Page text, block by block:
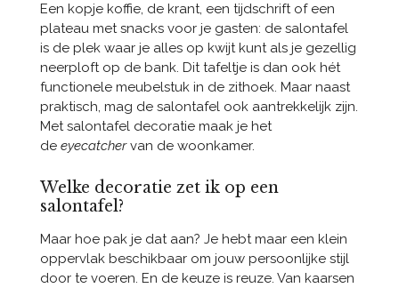
Een kopje koffie, de krant, een tijdschrift of een
plateau met snacks voor je gasten: de salontafel
is de plek waar je alles op kwijt kunt als je gezellig
neerploft op de bank. Dit tafeltje is dan ook hét
functionele meubelstuk in de zithoek. Maar naast
praktisch, mag de salontafel ook aantrekkelijk zijn.
Met salontafel decoratie maak je het
de eyecatcher van de woonkamer.
Welke decoratie zet ik op een
salontafel?
Maar hoe pak je dat aan? Je hebt maar een klein
oppervlak beschikbaar om jouw persoonlijke stijl
door te voeren. En de keuze is reuze. Van kaarsen